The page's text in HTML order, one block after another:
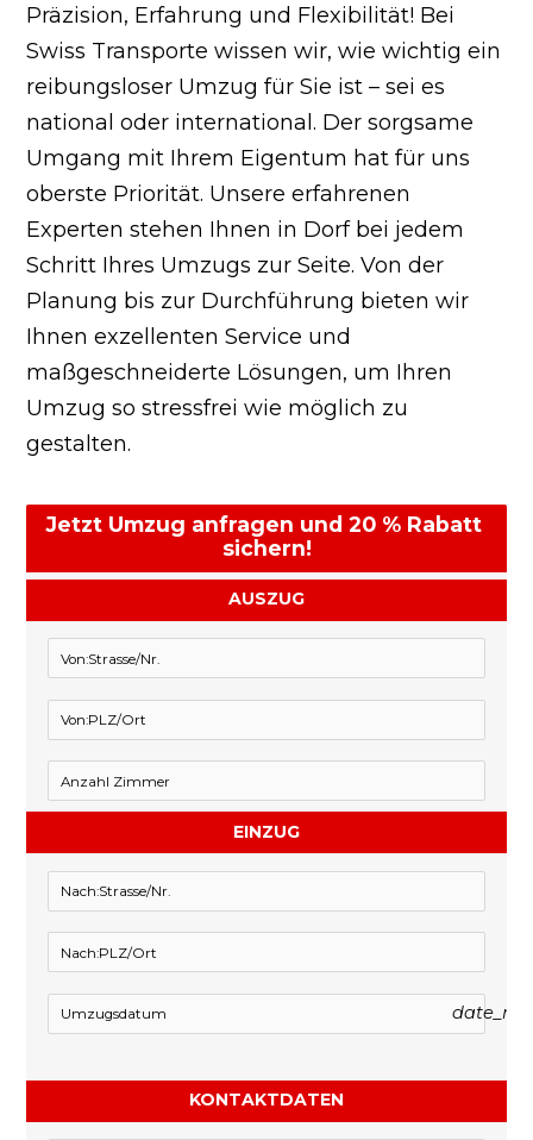
Präzision, Erfahrung und Flexibilität! Bei
Swiss Transporte wissen wir, wie wichtig ein
reibungsloser Umzug für Sie ist – sei es
national oder international. Der sorgsame
Umgang mit Ihrem Eigentum hat für uns
oberste Priorität. Unsere erfahrenen
Experten stehen Ihnen in Dorf bei jedem
Schritt Ihres Umzugs zur Seite. Von der
Planung bis zur Durchführung bieten wir
Ihnen exzellenten Service und
maßgeschneiderte Lösungen, um Ihren
Umzug so stressfrei wie möglich zu
gestalten.
Jetzt Umzug anfragen und 20 % Rabatt
sichern!
AUSZUG
EINZUG
KONTAKTDATEN